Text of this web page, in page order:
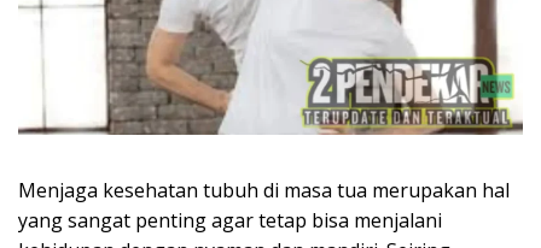
Menjaga kesehatan tubuh di masa tua merupakan hal
yang sangat penting agar tetap bisa menjalani